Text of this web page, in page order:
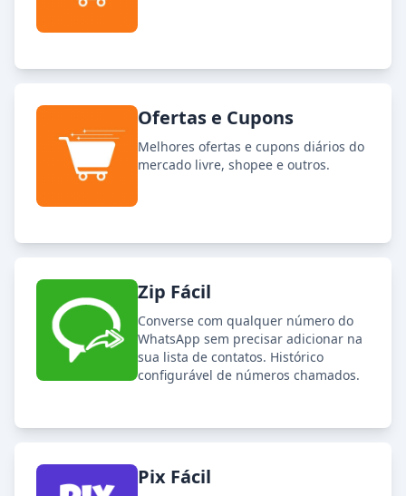
Ofertas e Cupons
Melhores ofertas e cupons diários do
mercado livre, shopee e outros.
Zip Fácil
Converse com qualquer número do
WhatsApp sem precisar adicionar na
sua lista de contatos. Histórico
configurável de números chamados.
Pix Fácil